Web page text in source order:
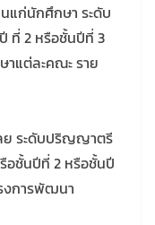
แก่นักศึกษา ระดับ
ที่ 2 หรือชั้นปีที่ 3
แต่ละคณะ ราย
ย ระดับปริญญาตรี
อชั้นปีที่ 2 หรือชั้นปี
งการพัฒนา